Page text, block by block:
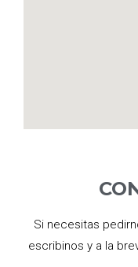
Si necesitas
escribinos y a la